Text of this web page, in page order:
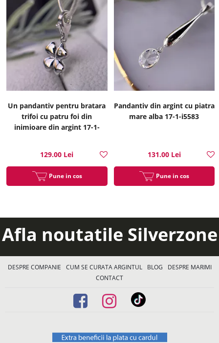
Un pandantiv pentru bratara
trifoi cu patru foi din
inimioare din argint 17-1-
129.00 Lei
Pune in cos
Pandantiv din argint cu piatra
mare alba 17-1-i5583
131.00 Lei
Pune in cos
Afla noutatile Silverzone
DESPRE COMPANIE CUM SE CURATA ARGINTUL BLOG
DESPRE MARIMI
CONTACT